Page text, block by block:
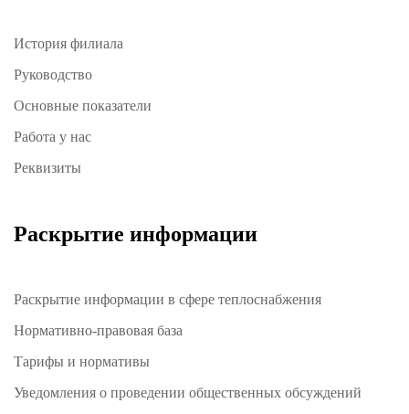
История филиала
Руководство
Основные показатели
Работа у нас
Реквизиты
Раскрытие информации
Раскрытие информации в сфере теплоснабжения
Нормативно-правовая база
Тарифы и нормативы
Уведомления о проведении общественных обсуждений